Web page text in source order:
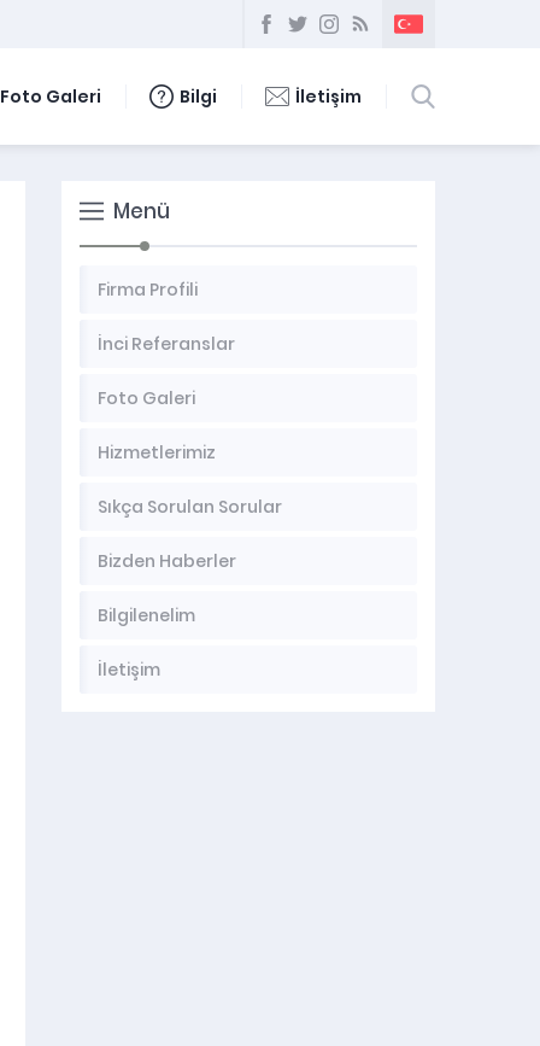
Foto Galeri Bilgi İletişim
Menü
Firma Profili
İnci Referanslar
Foto Galeri
Hizmetlerimiz
Sıkça Sorulan Sorular
Bizden Haberler
Bilgilenelim
İletişim